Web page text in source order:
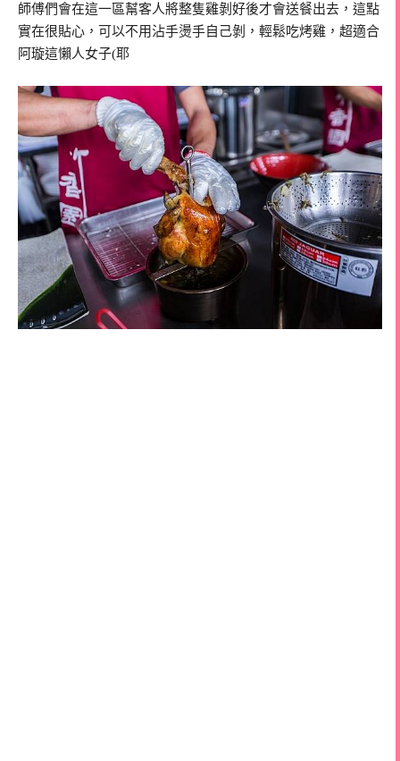
師傅們會在這一區幫客人將整隻雞剝好後才會送餐出去，這點
實在很貼心，可以不用沾手燙手自己剝，輕鬆吃烤雞，超適合
阿璇這懶人女子(耶